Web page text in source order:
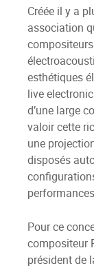
Créée il y a
association
esthétiques
live
d’une large
valoir cette
une
disposés
Pour ce
compositeur
président de